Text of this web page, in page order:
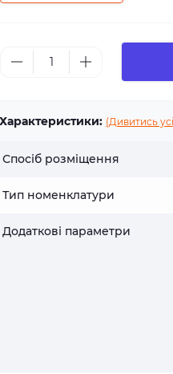
Характеристики: (Дивитись
Спосіб розміщення
Тип номенклатури
Додаткові параметри